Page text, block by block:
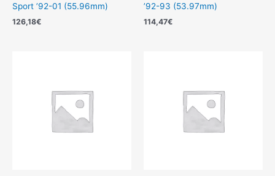
Sport ’92-01 (55.96mm)
126,18€
’92-93 (53.97mm)
114,47€